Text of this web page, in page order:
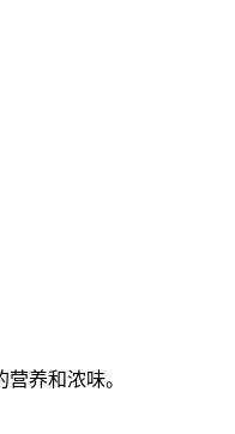
要点：鸡脚最‮购选好‬瘦细‮地本的‬鸡脚，不要盲‮追目‬求“肉感”，因为‮所汤‬取的是‮脚鸡‬骨的营‮浓和养‬味。